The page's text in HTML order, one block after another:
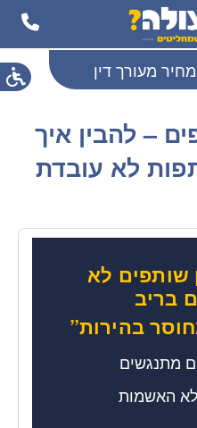
מעורך דין
– להבין איך
לא עובדת
שותפים לא
בריב
בהירות”
מתנגשים
לא האשמות